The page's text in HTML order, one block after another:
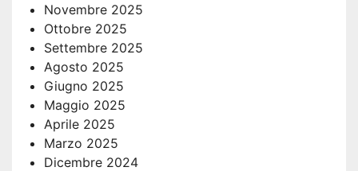
Novembre 2025
Ottobre 2025
Settembre 2025
Agosto 2025
Giugno 2025
Maggio 2025
Aprile 2025
Marzo 2025
Dicembre 2024